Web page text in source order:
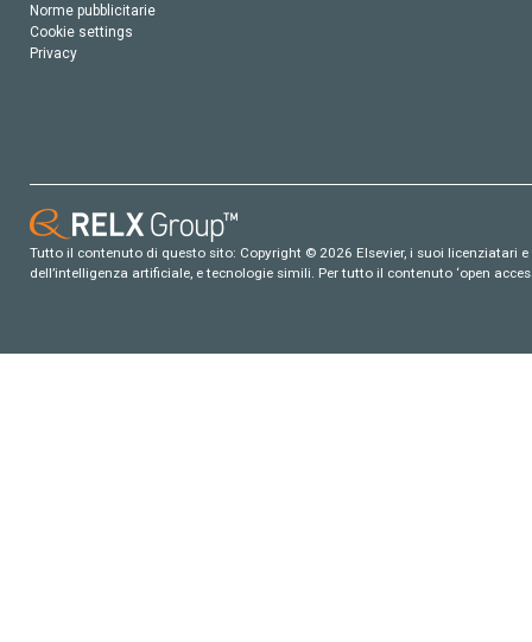
Norme pubblicitarie
Cookie settings
Privacy
Tutto il contenuto di questo sito: Copyright © 2026 Elsevier, i suoi
dell’intelligenza artificiale, e tecnologie simili. Per tutto il contenuto ‘open